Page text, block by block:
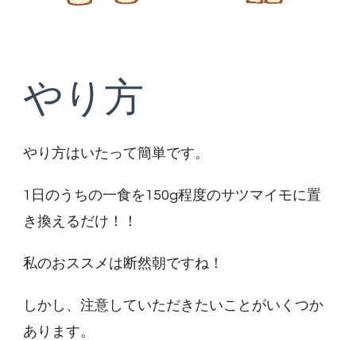
やり方
やり方はいたって簡単です。
1日のうちの一食を150g程度のサツマイモに置
き換えるだけ！！
私のおススメは断然朝ですね！
しかし、注意していただきたいことがいくつか
あります。